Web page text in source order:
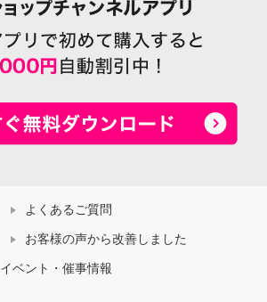
よくあるご質問
お客様の声から改善しました
イベント・催事情報